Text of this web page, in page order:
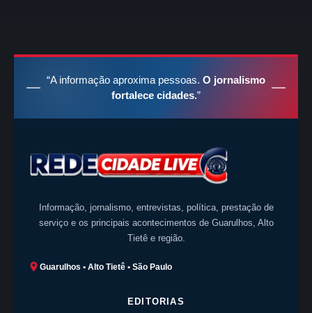
“A informação aproxima pessoas. O jornalismo
fortalece cidades.”
Informação, jornalismo, entrevistas, política, prestação de
serviço e os principais acontecimentos de Guarulhos, Alto
Tietê e região.
Guarulhos • Alto Tietê • São Paulo
EDITORIAS